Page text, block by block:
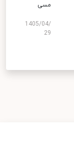
مسی
1405/04/
29